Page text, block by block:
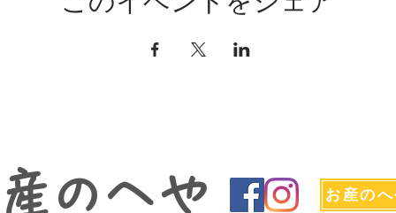
のへや